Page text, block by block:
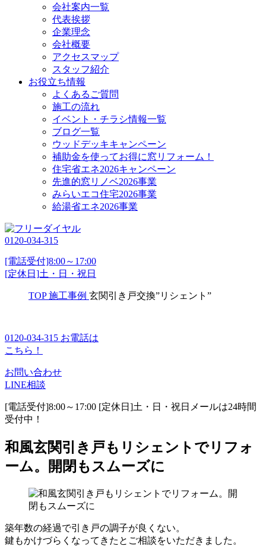
会社案内一覧
代表挨拶
企業理念
会社概要
アクセスマップ
スタッフ紹介
お役立ち情報
よくあるご質問
施工の流れ
イベント・チラシ情報一覧
ブログ一覧
ウッドデッキキャンペーン
補助金を使ってお得に窓リフォーム！
住宅省エネ2026キャンペーン
先進的窓リノベ2026事業
みらいエコ住宅2026事業
給湯省エネ2026事業
0120-034-315
[電話受付]8:00～17:00
[定休日]土・日・祝日
TOP 施工事例 玄関引き戸交換”リシェント”
0120-034-315 お電話は
こちら！
お問い合わせ
LINE相談
[電話受付]8:00～17:00 [定休日]土・日・祝日 メールは24時間
受付中！
和風玄関引き戸もリシェントでリフォ
ーム。開閉もスムーズに
築年数の経過で引き戸の調子が良くない。
鍵もかけづらくなってきたとご相談をいただきました。